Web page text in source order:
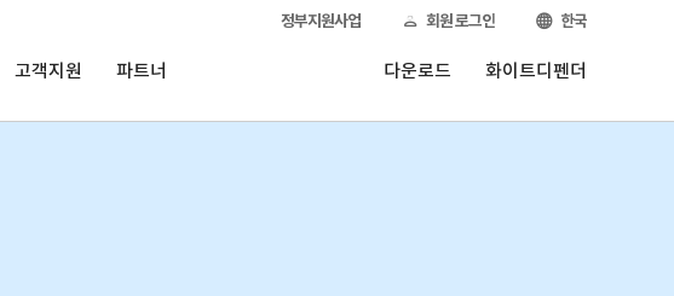
정부지원사업 회원 로그인 한국
고객지원 파트너 다운로드 화이트디펜더